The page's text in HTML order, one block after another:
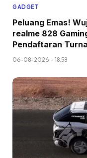
GADGET
Peluang Emas!
realme 828
Pendaftaran
06-08-2026 - 18.58